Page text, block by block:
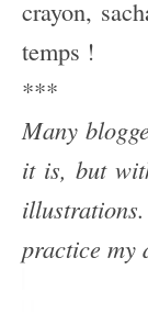
crayon,
temps !
***
Many
it is, but
practice my